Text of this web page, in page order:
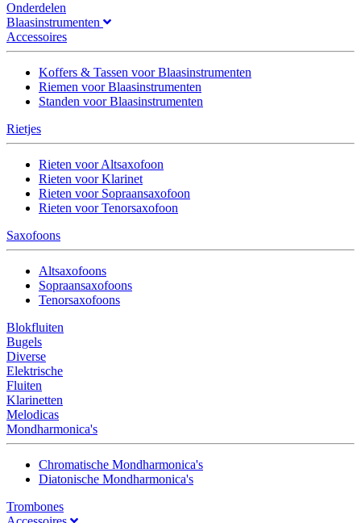
Onderdelen
Blaasinstrumenten
Accessoires
Koffers & Tassen voor Blaasinstrumenten
Riemen voor Blaasinstrumenten
Standen voor Blaasinstrumenten
Rietjes
Rieten voor Altsaxofoon
Rieten voor Klarinet
Rieten voor Sopraansaxofoon
Rieten voor Tenorsaxofoon
Saxofoons
Altsaxofoons
Sopraansaxofoons
Tenorsaxofoons
Blokfluiten
Bugels
Diverse
Elektrische
Fluiten
Klarinetten
Melodicas
Mondharmonica's
Chromatische Mondharmonica's
Diatonische Mondharmonica's
Trombones